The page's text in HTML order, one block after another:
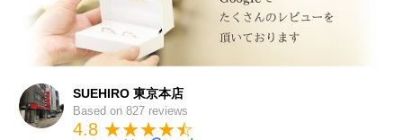
SUEHIRO 東京本店
Based on 827 reviews
4.8 ★★★★★
☆